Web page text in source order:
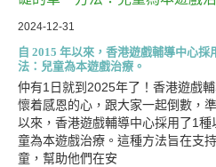
2024-12-31
自 2015 年以來，香港遊戲輔導中心
法：兒童為本遊戲治療。
仲有1日就到2025年了！香港遊戲
懷着感恩的心，跟大家一起倒數，
以來，香港遊戲輔導中心採用了1
童為本遊戲治療。這種方法旨在支
童，幫助他們在安